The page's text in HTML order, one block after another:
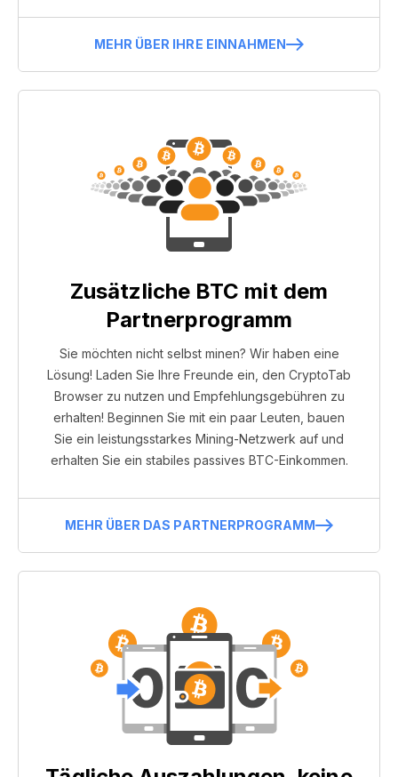
MEHR ÜBER IHRE EINNAHMEN
Zusätzliche BTC mit dem
Partnerprogramm
Sie möchten nicht selbst minen? Wir haben eine
Lösung! Laden Sie Ihre Freunde ein, den CryptoTab
Browser zu nutzen und Empfehlungsgebühren zu
erhalten! Beginnen Sie mit ein paar Leuten, bauen
Sie ein leistungsstarkes Mining-Netzwerk auf und
erhalten Sie ein stabiles passives BTC-Einkommen.
MEHR ÜBER DAS PARTNERPROGRAMM